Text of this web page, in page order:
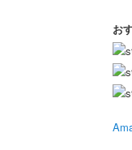
お